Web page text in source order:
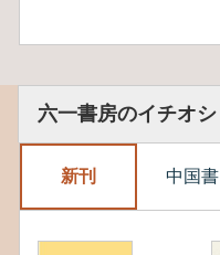
六一書房のイチオシ
新刊 中国書